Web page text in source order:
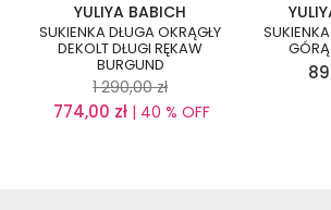
YULIYA BABICH
SUKIENKA DŁUGA OKRĄGŁY
DEKOLT DŁUGI RĘKAW
BURGUND
1 290,00 zł
774,00 zł | 40 % OFF